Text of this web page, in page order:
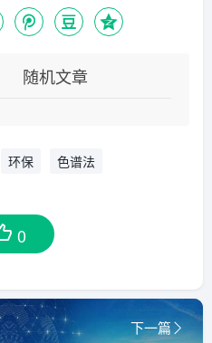
随机文章
环保 色谱法
0
下一篇